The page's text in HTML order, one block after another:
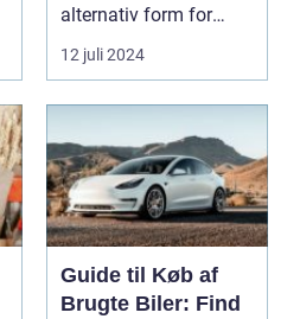
alternativ form for
transport. El scooter...
12 juli 2024
Guide til Køb af
Brugte Biler: Find